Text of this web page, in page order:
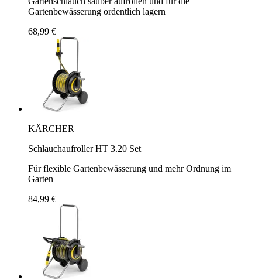
Gartenbewässerung ordentlich lagern
68,99 €
KÄRCHER
Schlauchaufroller HT 3.20 Set
Für flexible Gartenbewässerung und mehr Ordnung im
Garten
84,99 €